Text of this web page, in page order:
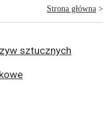
Strona główna >
sztucznych